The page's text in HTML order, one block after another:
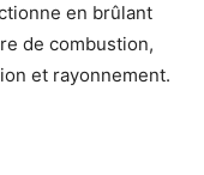
en brûlant
de combustion,
et rayonnement.